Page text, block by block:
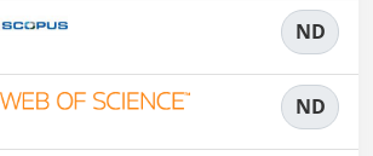
ND
ND